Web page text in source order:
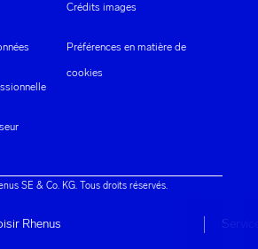
Rhenus
Crédits images
Préférences en matière de
cookies
SE & Co. KG. Tous droits réservés.